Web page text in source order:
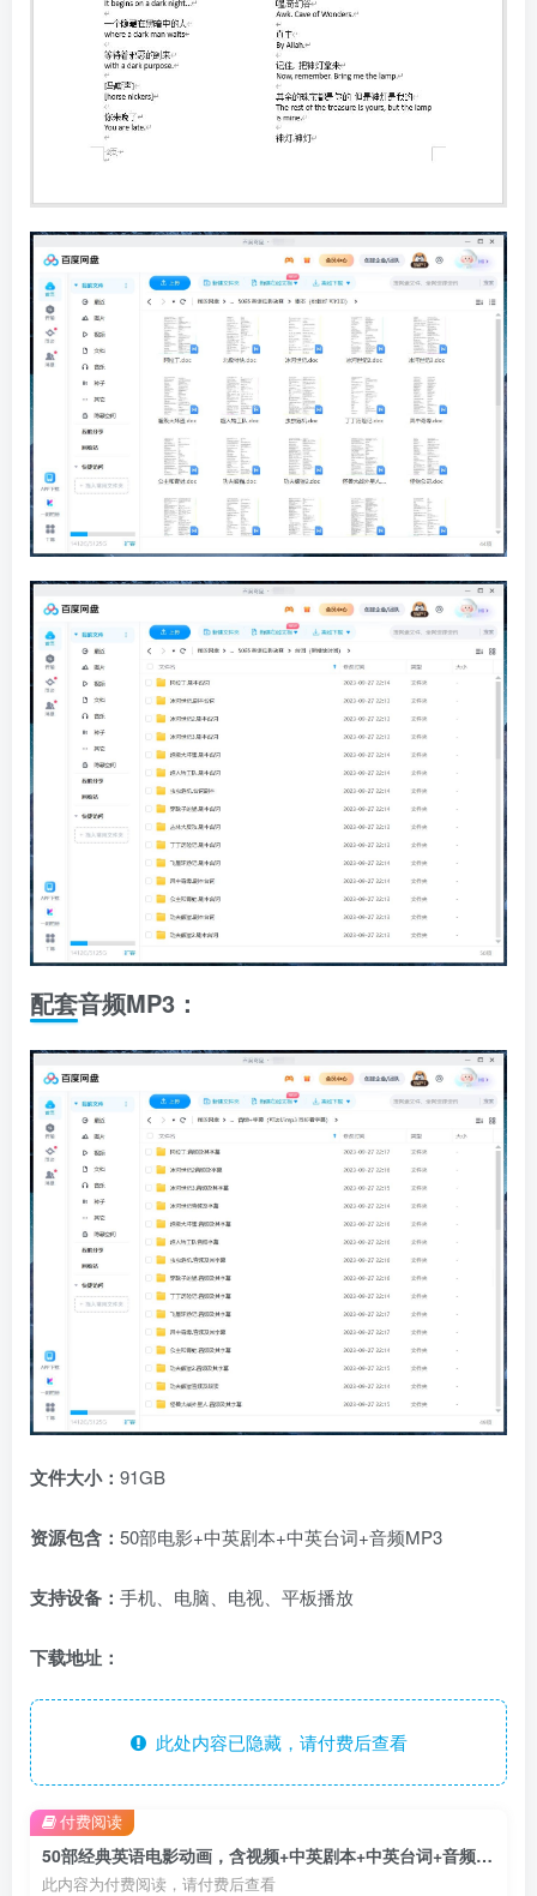
配套音频MP3：
文件大小： 91GB
资源包含： 50部电影+中英剧本+中英台词+音频MP3
支持设备： 手机、电脑、电视、平板播放
下载地址：
此处内容已隐藏，请付费后查看
50部经典英语电影动画，含视频+中英剧本+中英台词+音频MP3，百度云网盘下载！
此内容为付费阅读，请付费后查看
付费阅读